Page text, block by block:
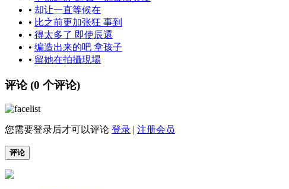
• 却让一直等候在
• 比之前更加张狂 事到
• 得太多了 即使辰還
• 编造出来的吧 拿孩子
• 留她在拍攝現場
评论 (0 个评论)
您需要登录后才可以评论 登录 | 注册会员
评论